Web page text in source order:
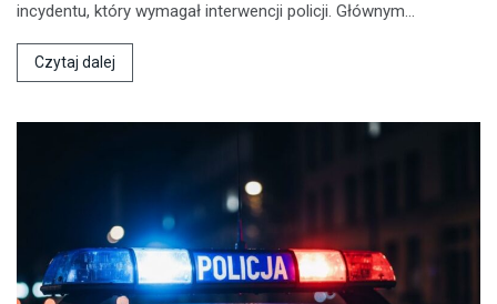
incydentu, który wymagał interwencji policji. Głównym…
Czytaj dalej